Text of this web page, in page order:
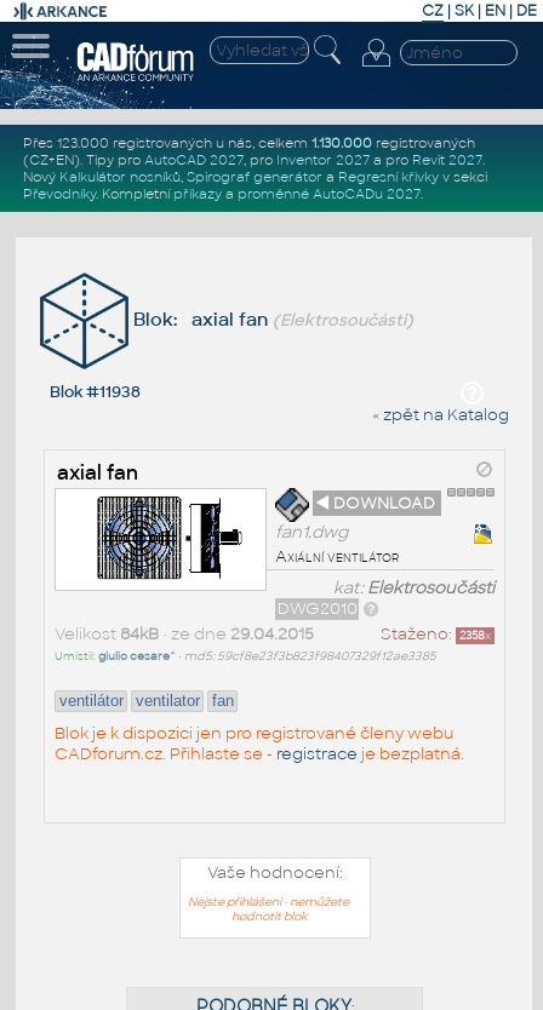
CZ | SK| EN | DE
Přes 123.000 registrovaných u nás, celkem 1.130.000registrovaných
(CZ+EN). Tipy pro AutoCAD 2027, pro Inventor 2027a pro Revit 2027.
Nový Kalkulátor nosníků, Spirograf generátor a Regresní křivkyv sekci
Převodníky. Kompletní příkazya proměnné AutoCADu 2027.
Blok: axial fan (Elektrosoučásti)
Blok #11938
« zpět na Katalog
axial fan
◄ DOWNLOAD
fan1.dwg
Axiální ventilátor
kat:Elektrosoučásti
DWG2010
Staženo: 2358x
Velikost 84kB• ze dne 29.04.2015
Umístil:giulio cesare^ • md5: 59cf8e23f3b823f98407329f12ae3385
ventilátor ventilator fan
Blok je k dispozici jen pro registrované členy webu
CADforum.cz. Přihlaste se - registrace je bezplatná.
Vaše hodnocení:
Nejste přihlášeni - nemůžete
hodnotit blok